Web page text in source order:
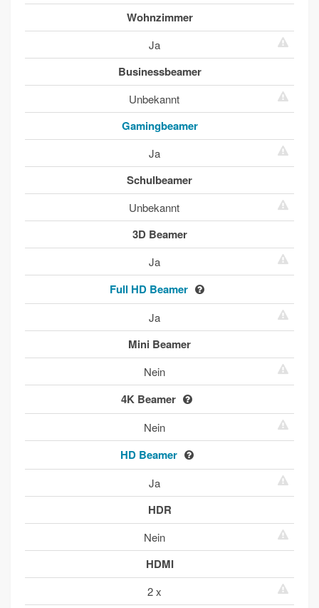
Wohnzimmer
Ja
Businessbeamer
Unbekannt
Gamingbeamer
Ja
Schulbeamer
Unbekannt
3D Beamer
Ja
Full HD Beamer
Ja
Mini Beamer
Nein
4K Beamer
Nein
HD Beamer
Ja
HDR
Nein
HDMI
2 x